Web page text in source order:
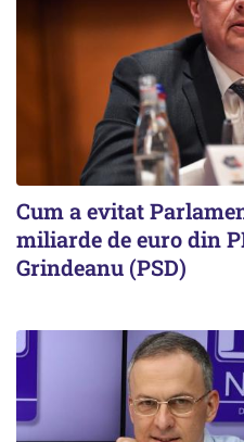
Cum a evitat
miliarde de euro din
Grindeanu (PSD)